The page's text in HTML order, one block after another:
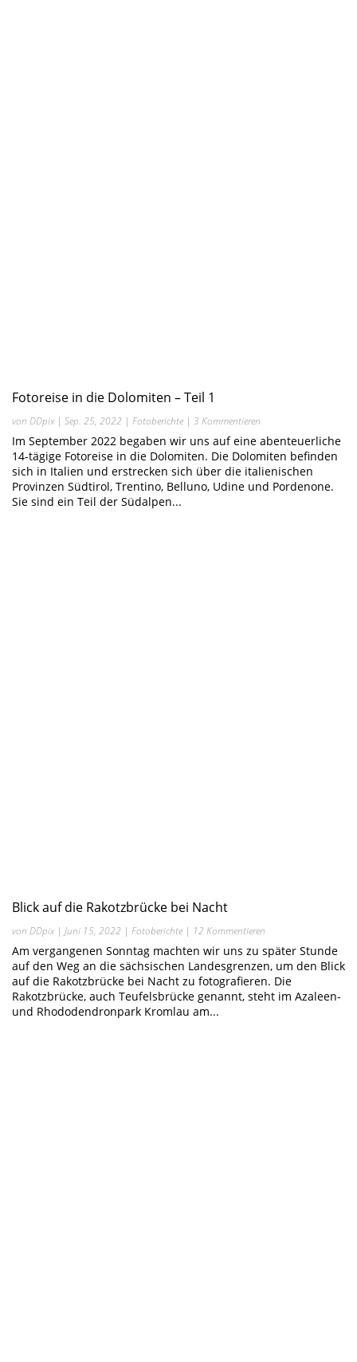
Fotoreise in die Dolomiten – Teil 1
von DDpix | Sep. 25, 2022 | Fotoberichte | 3 Kommentieren
Im September 2022 begaben wir uns auf eine abenteuerliche
14-tägige Fotoreise in die Dolomiten. Die Dolomiten befinden
sich in Italien und erstrecken sich über die italienischen
Provinzen Südtirol, Trentino, Belluno, Udine und Pordenone.
Sie sind ein Teil der Südalpen...
Blick auf die Rakotzbrücke bei Nacht
von DDpix | Juni 15, 2022 | Fotoberichte | 12 Kommentieren
Am vergangenen Sonntag machten wir uns zu später Stunde
auf den Weg an die sächsischen Landesgrenzen, um den Blick
auf die Rakotzbrücke bei Nacht zu fotografieren. Die
Rakotzbrücke, auch Teufelsbrücke genannt, steht im Azaleen-
und Rhododendronpark Kromlau am...